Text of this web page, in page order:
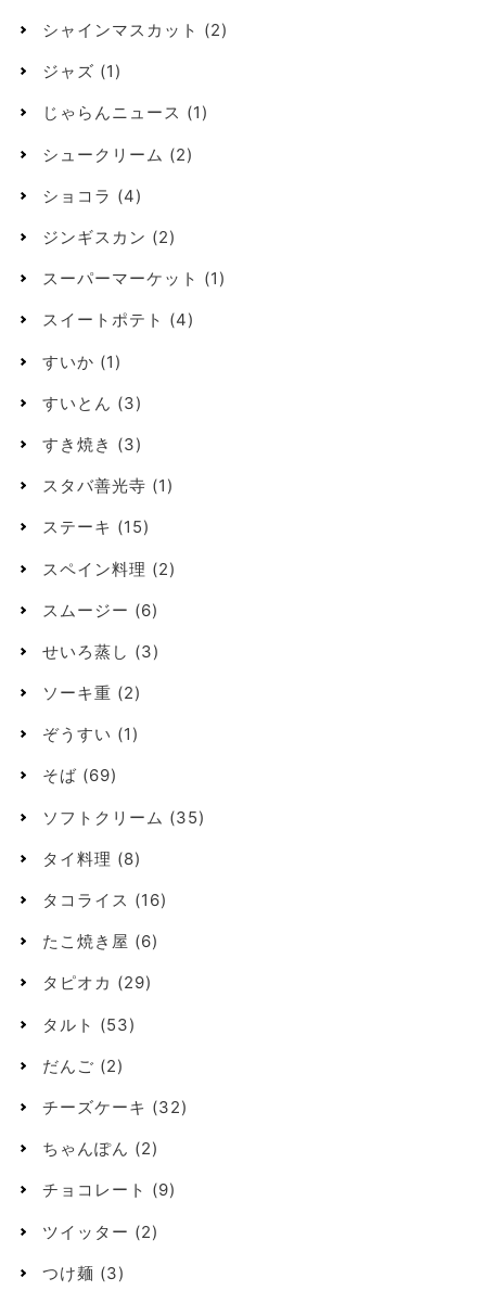
シャインマスカット (2)
ジャズ (1)
じゃらんニュース (1)
シュークリーム (2)
ショコラ (4)
ジンギスカン (2)
スーパーマーケット (1)
スイートポテト (4)
すいか (1)
すいとん (3)
すき焼き (3)
スタバ善光寺 (1)
ステーキ (15)
スペイン料理 (2)
スムージー (6)
せいろ蒸し (3)
ソーキ重 (2)
ぞうすい (1)
そば (69)
ソフトクリーム (35)
タイ料理 (8)
タコライス (16)
たこ焼き屋 (6)
タピオカ (29)
タルト (53)
だんご (2)
チーズケーキ (32)
ちゃんぽん (2)
チョコレート (9)
ツイッター (2)
つけ麺 (3)